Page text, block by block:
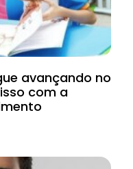
avançando no
com a